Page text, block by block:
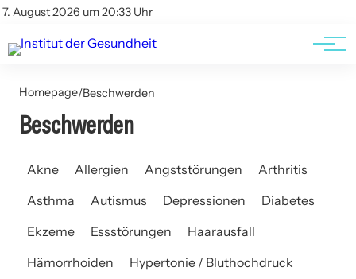
7. August 2026 um 20:33 Uhr
Kontakt
Kontakt
AGBs
Homepage/Beschwerden
Beschwerden
Akne Allergien Angststörungen
Arthritis
Asthma
Autismus Depressionen
Diabetes
Ekzeme
Essstörungen
Haarausfall
Hämorrhoiden
Hypertonie / Bluthochdruck